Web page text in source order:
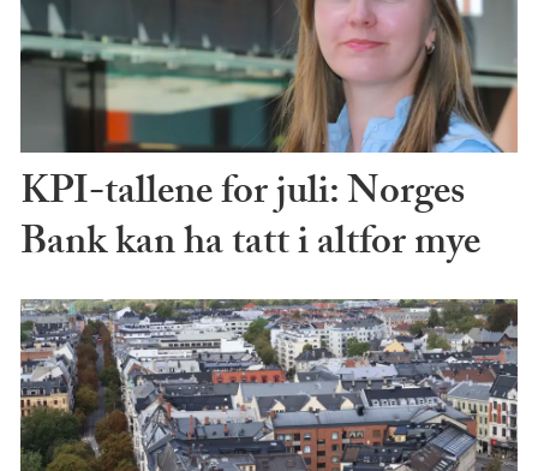
KPI-tallene for juli: Norges
Bank kan ha tatt i altfor mye